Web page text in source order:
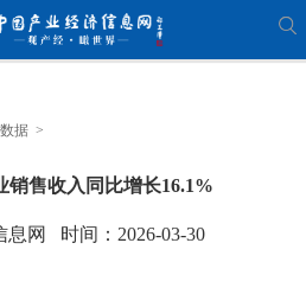
据 >
销售收入同比增长16.1%
息网 时间：2026-03-30